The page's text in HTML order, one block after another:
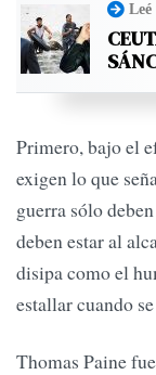
Primero, bajo el
exigen lo que
guerra sólo
deben estar al
disipa como el
estallar cuando
Thomas Paine